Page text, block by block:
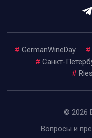
# GermanWineDay #
# Санкт-
#
© 2026
Вопросы и